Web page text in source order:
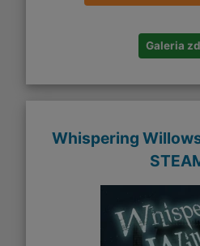
Galeria
Whispering